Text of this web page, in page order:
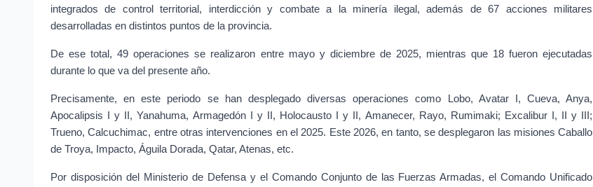
integrados de control territorial, interdicción y combate a la minería ilegal, además de 67 acciones militares
desarrolladas en distintos puntos de la provincia.
De ese total, 49 operaciones se realizaron entre mayo y diciembre de 2025, mientras que 18 fueron ejecutadas
durante lo que va del presente año.
Precisamente, en este periodo se han desplegado diversas operaciones como Lobo, Avatar I, Cueva, Anya,
Apocalipsis I y II, Yanahuma, Armagedón I y II, Holocausto I y II, Amanecer, Rayo, Rumimaki; Excalibur I, II y III;
Trueno, Calcuchimac, entre otras intervenciones en el 2025. Este 2026, en tanto, se desplegaron las misiones Caballo
de Troya, Impacto, Águila Dorada, Qatar, Atenas, etc.
Por disposición del Ministerio de Defensa y el Comando Conjunto de las Fuerzas Armadas, el Comando Unificado